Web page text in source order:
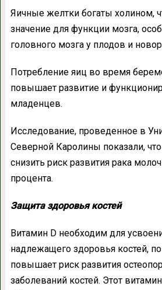
Яичные желтки богаты холином,
значение для функции мозга,
головного мозга у плодов и
Потребление яиц во время
повышает развитие и
младенцев.
Исследование, проведенное в
Северной Каролины показали,
снизить риск развития рака
процента.
Защита здоровья костей
Витамин D необходим для
надлежащего здоровья костей,
повышает риск развития
заболеваний костей. Этот